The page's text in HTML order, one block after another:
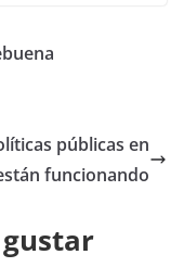
públicas en
funcionando